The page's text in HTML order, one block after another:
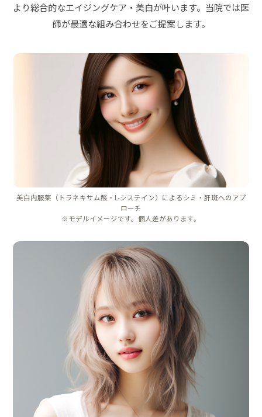
より総合的なエイジングケア・美白が叶います。当院では医
師が最適な組み合わせをご提案します。
美白内服薬（トラネキサム酸・L-システイン）によるシミ・肝斑へのアプ
ローチ
※モデルイメージです。個人差があります。